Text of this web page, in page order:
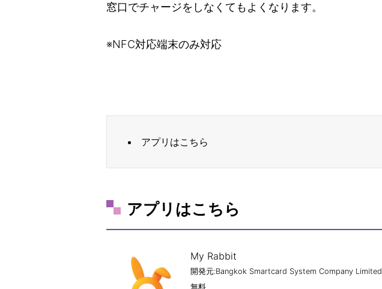
窓口でチャージをしなくてもよくなります。
※NFC対応端末のみ対応
アプリはこちら
アプリはこちら
My Rabbit
開発元:Bangkok Smartcard System Company Limited
無料